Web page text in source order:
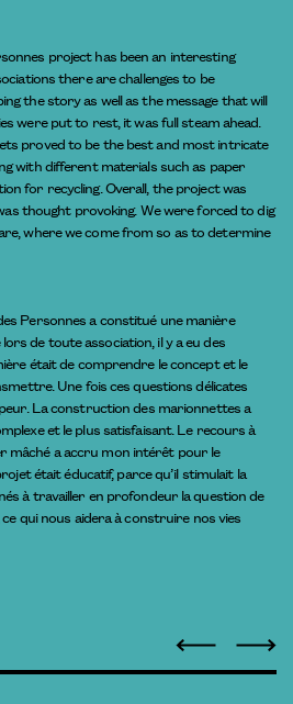
project has been an interesting
there are challenges to be
the story as well as the message that will
were put to rest, it was full steam ahead.
proved to be the best and most intricate
with different materials such as paper
for recycling. Overall, the project was
thought provoking. We were forced to dig
where we come from so as to determine
Personnes a constitué une manière
de toute association, il y a eu des
était de comprendre le concept et le
Une fois ces questions délicates
La construction des marionnettes a
et le plus satisfaisant. Le recours à
mâché a accru mon intérêt pour le
était éducatif, parce qu’il stimulait la
à travailler en profondeur la question de
qui nous aidera à construire nos vies